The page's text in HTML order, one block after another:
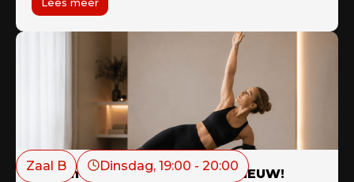
Zaal B Dinsdag, 19:00 - 20:00
Flexline Pilates (Workout) - NIEUW!